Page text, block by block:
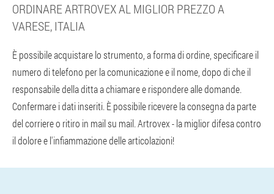
ORDINARE ARTROVEX AL MIGLIOR PREZZO A
VARESE, ITALIA
È possibile acquistare lo strumento, a forma di ordine, specificare il
numero di telefono per la comunicazione e il nome, dopo di che il
responsabile della ditta a chiamare e rispondere alle domande.
Confermare i dati inseriti. È possibile ricevere la consegna da parte
del corriere o ritiro in mail su mail. Artrovex - la miglior difesa contro
il dolore e l'infiammazione delle articolazioni!